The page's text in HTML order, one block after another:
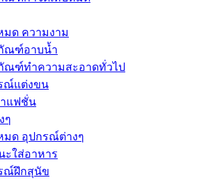
มด ความงาม
ณฑ์อาบน้ำ
ณฑ์ทำความสะอาดทั่วไป
ณ์แต่งขน
าแฟชั่น
ๆ
มด อุปกรณ์ต่างๆ
ะใส่อาหาร
ณ์ฝึกสุนัข